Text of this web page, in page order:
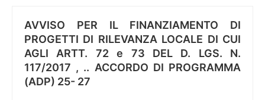
AVVISO PER IL FINANZIAMENTO DI
PROGETTI DI RILEVANZA LOCALE DI CUI
AGLI ARTT. 72 e 73 DEL D. LGS. N.
117/2017 , .. ACCORDO DI PROGRAMMA
(ADP) 25- 27